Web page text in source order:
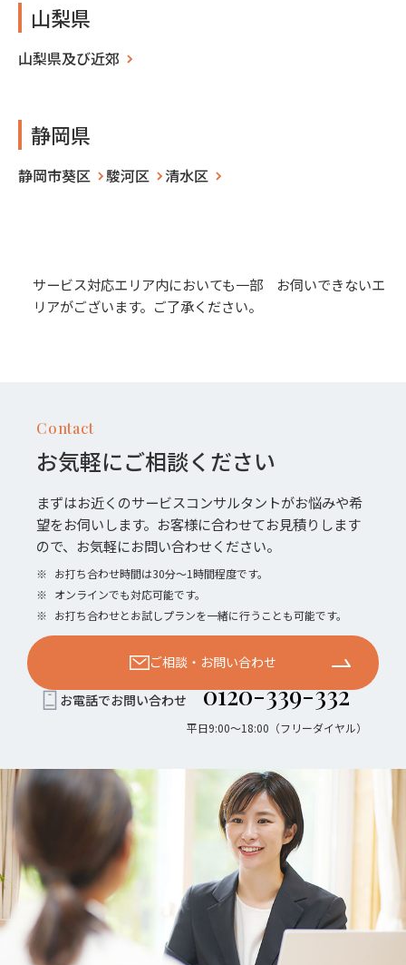
山梨県
山梨県及び近郊
静岡県
静岡市葵区 駿河区 清水区
サービス対応エリア内においても一部 お伺いできないエ
リアがございます。ご了承ください。
Contact
お気軽にご相談ください
まずはお近くのサービスコンサルタントがお悩みや希
望をお伺いします。お客様に合わせてお見積りします
ので、お気軽にお問い合わせください。
※ お打ち合わせ時間は30分〜1時間程度です。
※ オンラインでも対応可能です。
※ お打ち合わせとお試しプランを一緒に行うことも可能です。
ご相談・お問い合わせ
お電話でお問い合わせ 0120-339-332
平日9:00〜18:00（フリーダイヤル）